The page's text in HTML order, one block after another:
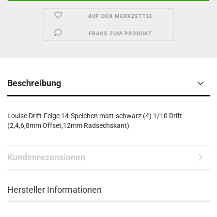
AUF DEN MERKZETTEL
FRAGE ZUM PRODUKT
Beschreibung
Louise Drift-Felge 14-Speichen matt-schwarz (4) 1/10 Drift
(2,4,6,8mm Offset,12mm Radsechskant)
Kundenrezensionen
Hersteller Informationen